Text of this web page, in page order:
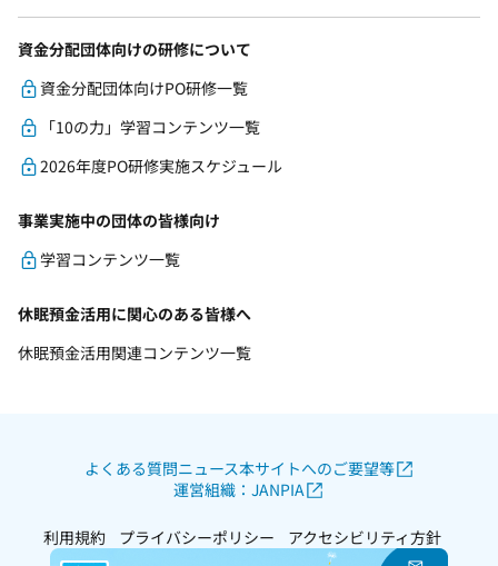
資金分配団体向けの研修について
資金分配団体向けPO研修一覧
「10の力」学習コンテンツ一覧
2026年度PO研修実施スケジュール
事業実施中の団体の皆様向け
学習コンテンツ一覧
休眠預金活用に関心のある皆様へ
休眠預金活用関連コンテンツ一覧
よくある質問ニュース本サイトへのご要望等
運営組織：JANPIA
利用規約 プライバシーポリシー アクセシビリティ方針